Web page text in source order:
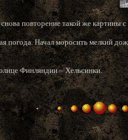
повторение такой же картины
погода. Начал моросить мелкий
Финляндии – Хельсинки.